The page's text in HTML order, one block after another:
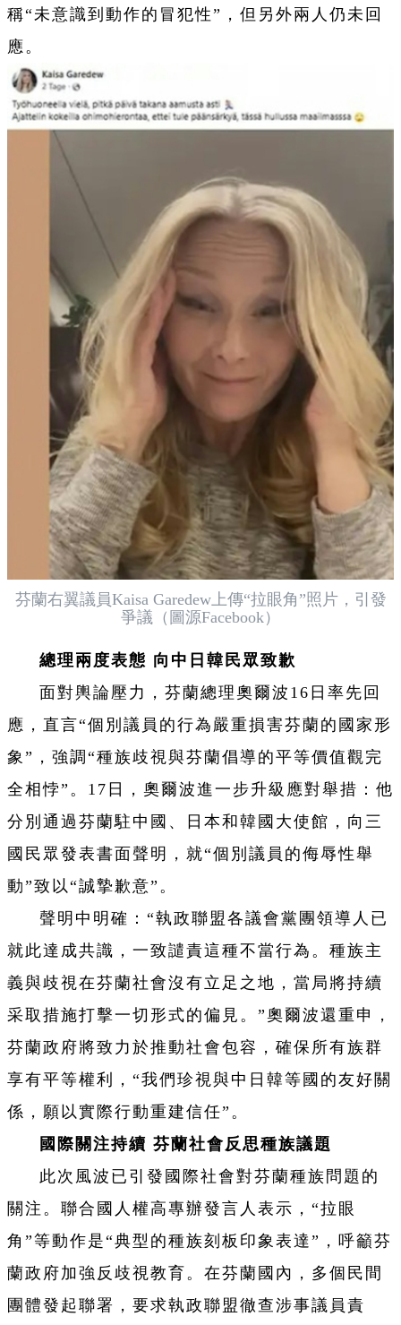
稱“未意識到動作的冒犯性”，但另外兩人仍未回
應。
芬蘭右翼議員Kaisa Garedew上傳“拉眼角”照片，引發
爭議（圖源Facebook）
總理兩度表態 向中日韓民眾致歉
面對輿論壓力，芬蘭總理奧爾波16日率先回
應，直言“個別議員的行為嚴重損害芬蘭的國家形
象”，強調“種族歧視與芬蘭倡導的平等價值觀完
全相悖”。17日，奧爾波進一步升級應對舉措：他
分別通過芬蘭駐中國、日本和韓國大使館，向三
國民眾發表書面聲明，就“個別議員的侮辱性舉
動”致以“誠摯歉意”。
聲明中明確：“執政聯盟各議會黨團領導人已
就此達成共識，一致譴責這種不當行為。種族主
義與歧視在芬蘭社會沒有立足之地，當局將持續
采取措施打擊一切形式的偏見。”奧爾波還重申，
芬蘭政府將致力於推動社會包容，確保所有族群
享有平等權利，“我們珍視與中日韓等國的友好關
係，願以實際行動重建信任”。
國際關注持續 芬蘭社會反思種族議題
此次風波已引發國際社會對芬蘭種族問題的
關注。聯合國人權高專辦發言人表示，“拉眼
角”等動作是“典型的種族刻板印象表達”，呼籲芬
蘭政府加強反歧視教育。在芬蘭國內，多個民間
團體發起聯署，要求執政聯盟徹查涉事議員責